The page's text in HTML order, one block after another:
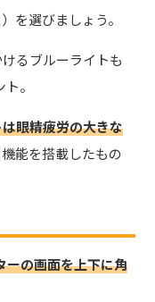
を選びましょう。
るブルーライトも
。
眼精疲労の大きな
能を搭載したもの
ーの画面を上下に角